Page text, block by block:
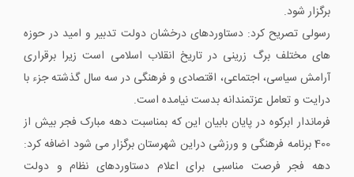
برگزار شود.
رسولی تصریح کرد: دستاوردهای درخشان دولت تدبیر و امید در حوزه
های مختلف برگ زرینی در تاریخ انقلاب اسلامی است زیرا برقراری
آرامش سیاسی، اجتماعی، اقتصادی و فرهنگی در سه سال گذشته جزء با
درایت و تعامل عزتمندانه بدست نیامده است.
فرماندار ابرکوه در پایان بابیان این که بمناسبت دهه مبارک فجر بیش از
400 برنامه فرهنگی و ورزشی دراین شهرستان برگزار می شود اضافه کرد:
دهه فجر فرصت مناسبی برای اعلام دستاوردهای نظام و دولت